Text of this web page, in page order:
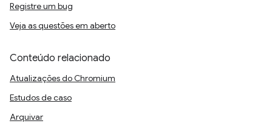
Registre um bug
Veja as questões em aberto
Conteúdo relacionado
Atualizações do Chromium
Estudos de caso
Arquivar